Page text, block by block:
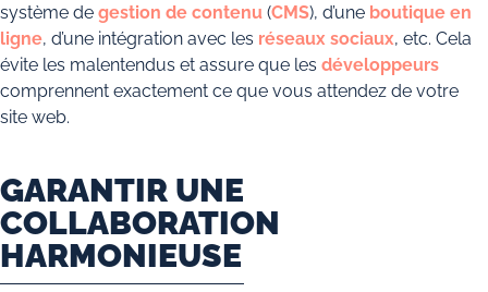
système de gestion de contenu (CMS), d’une boutique en
ligne, d’une intégration avec les réseaux sociaux, etc. Cela
évite les malentendus et assure que les développeurs
comprennent exactement ce que vous attendez de votre
site web.
GARANTIR UNE
COLLABORATION
HARMONIEUSE